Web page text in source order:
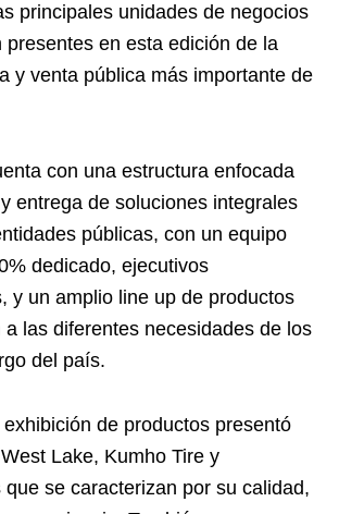
principales unidades de negocios
presentes en esta edición de la
y venta pública más importante de
con una estructura enfocada
entrega de soluciones integrales
públicas, con un equipo
dedicado, ejecutivos
y un amplio line up de productos
las diferentes necesidades de los
del país.
de productos presentó
Lake, Kumho Tire y
que se caracterizan por su calidad,